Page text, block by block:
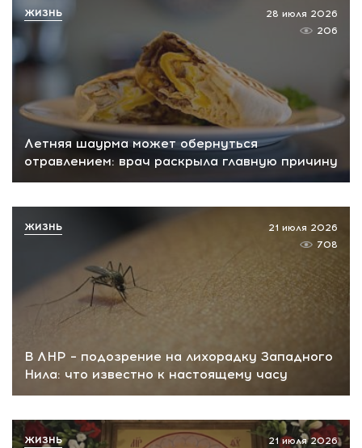
Летняя шаурма может обернуться
отравлением: врач раскрыла главную причину
28 июля 2026
206
ЖИЗНЬ
В ЛНР – подозрение на лихорадку Западного
Нила: что известно к настоящему часу
21 июля 2026
708
ЖИЗНЬ
21 июля 2026
ЖИЗНЬ